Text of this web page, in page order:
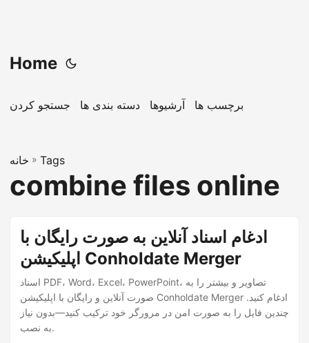
Home
جستجو کردن دسته بندی ها آرشیوها برچسب ها
خانه » Tags
combine files online
ادغام اسناد آنلاین به صورت رایگان با
اپلیکیشن Conholdate Merger
اسناد PDF، Word، Excel، PowerPoint، تصاویر و بیشتر را به
صورت آنلاین و رایگان با اپلیکیشن Conholdate Merger ادغام کنید.
چندین فایل را به صورت امن در مرورگر خود ترکیب کنید—بدون نیاز
به نصب.